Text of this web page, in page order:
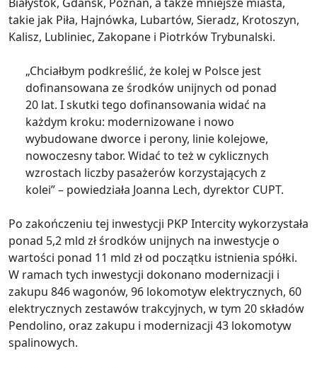
Białystok, Gdańsk, Poznań, a także mniejsze miasta,
takie jak Piła, Hajnówka, Lubartów, Sieradz, Krotoszyn,
Kalisz, Lubliniec, Zakopane i Piotrków Trybunalski.
„Chciałbym podkreślić, że kolej w Polsce jest
dofinansowana ze środków unijnych od ponad
20 lat. I skutki tego dofinansowania widać na
każdym kroku: modernizowane i nowo
wybudowane dworce i perony, linie kolejowe,
nowoczesny tabor. Widać to też w cyklicznych
wzrostach liczby pasażerów korzystających z
kolei” – powiedziała Joanna Lech, dyrektor CUPT.
Po zakończeniu tej inwestycji PKP Intercity wykorzystała
ponad 5,2 mld zł środków unijnych na inwestycje o
wartości ponad 11 mld zł od początku istnienia spółki.
W ramach tych inwestycji dokonano modernizacji i
zakupu 846 wagonów, 96 lokomotyw elektrycznych, 60
elektrycznych zestawów trakcyjnych, w tym 20 składów
Pendolino, oraz zakupu i modernizacji 43 lokomotyw
spalinowych.